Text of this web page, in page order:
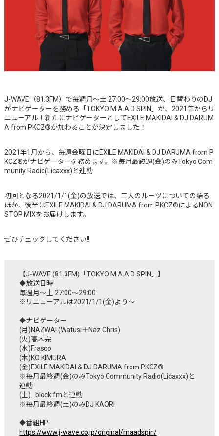
J-WAVE（81.3FM）で毎週月～土 27:00～29:00放送、日替わりのDJ
がナビゲーターを務める「TOKYO M.A.A.D SPIN」が、2021年からリ
ニューアル！新たにナビゲーターとしてEXILE MAKIDAI & DJ DARUM
A from PKCZ®が加わることが決定しました！
2021年1月から、毎週金曜日にEXILE MAKIDAI & DJ DARUMA from P
KCZ®がナビゲーターを務めます。※毎月最終週(金)のみTokyo Com
munity Radio(Licaxxx)と連動
初回となる2021/1/1(金)の放送では、二人のルーツについての語る
ほか、後半はEXILE MAKIDAI & DJ DARUMA from PKCZ®によるNON
STOP MIXをお届けします。
ぜひチェックしてください!!
【J-WAVE (81.3FM)「TOKYO M.A.A.D SPIN」】
◆放送日時
毎週月～土 27:00～29:00
※リニューアルは2021/1/1(金)より～
◆ナビゲーター
(月)NAZWA! (Watusi＋Naz Chris)
(火)高木完
(水)Frasco
(木)KO KIMURA
(金)EXILE MAKIDAI & DJ DARUMA from PKCZ®
※毎月最終週(金)のみTokyo Community Radio(Licaxxx)と
連動
(土)…block.fmと連動
※毎月最終週(土)のみDJ KAORI
◆番組HP
https://www.j-wave.co.jp/original/maadspin/